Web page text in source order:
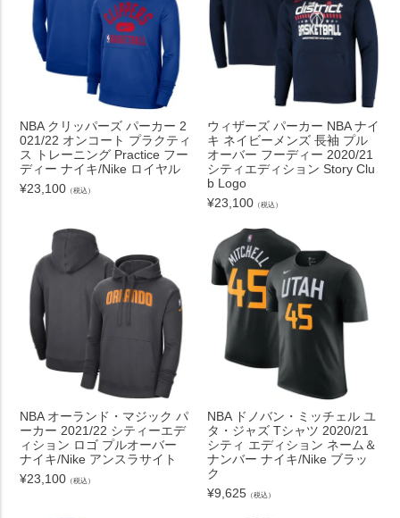
NBA クリッパーズ パーカー 2
021/22 オンコート プラクティ
ス トレーニング Practice フー
ディー ナイキ/Nike ロイヤル
¥23,100 （税込）
ウィザーズ パーカー NBA ナイ
キ ネイビーメンズ 長袖 プル
オーバー フーディー 2020/21
シティエディション Story Clu
b Logo
¥23,100 （税込）
NBA オーランド・マジック パ
ーカー 2021/22 シティーエデ
ィション ロゴ プルオーバー
ナイキ/Nike アンスラサイト
¥23,100 （税込）
NBA ドノバン・ミッチェル ユ
タ・ジャズ Tシャツ 2020/21
シティ エディション ネーム＆
ナンバー ナイキ/Nike ブラッ
ク
¥9,625 （税込）